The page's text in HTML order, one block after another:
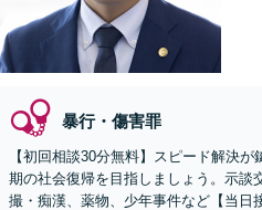
暴行・傷害罪
【初回相談30分無料】スピード解決
期の社会復帰を目指しましょう。示談
撮・痴漢、薬物、少年事件など【当日